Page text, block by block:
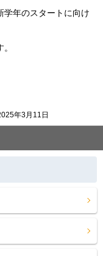
学年のスタートに向け
年3月11日